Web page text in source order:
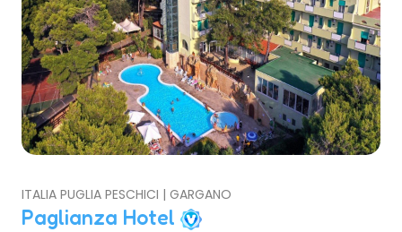
ITALIA PUGLIA PESCHICI | GARGANO
Paglianza Hotel